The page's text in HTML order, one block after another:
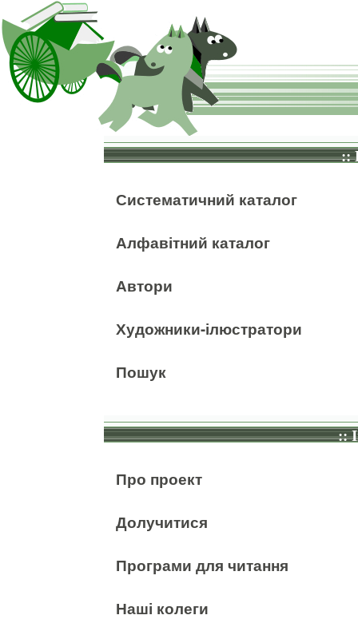
::
Систематичний каталог
Алфавітний каталог
Автори
Художники-ілюстратори
Пошук
::
Про проект
Долучитися
Програми для читання
Наші колеги